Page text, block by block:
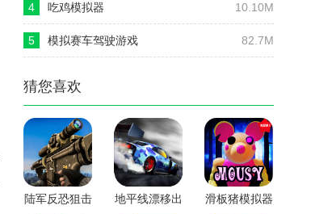
10.10M
4 吃鸡模拟器
82.7M
5 模拟赛车驾驶游戏
猜您喜欢
陆军反恐狙击
地平线漂移出
滑板猪模拟器